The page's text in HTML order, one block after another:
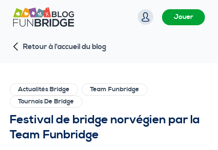
P
a
s
a
u
o
n
Jouer
Retour à l'accueil du blog
Actualités Bridge
Team Funbridge
Tournois De Bridge
Festival de bridge norvégien par la
Team Funbridge